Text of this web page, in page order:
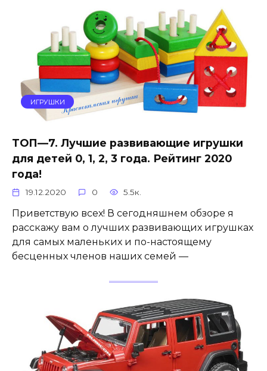
ИГРУШКИ
ТОП—7. Лучшие развивающие игрушки
для детей 0, 1, 2, 3 года. Рейтинг 2020
года!
19.12.2020 0 5.5к.
Приветствую всех! В сегодняшнем обзоре я
расскажу вам о лучших развивающих игрушках
для самых маленьких и по-настоящему
бесценных членов наших семей —